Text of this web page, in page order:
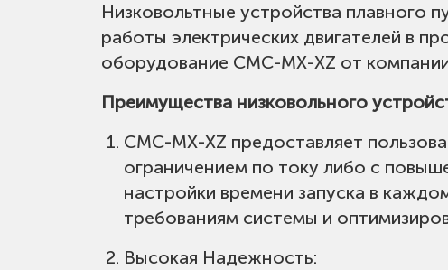
Низковольтные устройства плавного
работы электрических двигателей в
оборудование CMC-MX-XZ от
Преимущества низковольного
CMC-MX-XZ предоставляет
ограничением по току либо с
настройки времени запуска в
требованиям системы и
Высокая Надежность:
Напряжение питания цепей управления:
Напряжение питания силовых цепей:
Номинальный ток:30A - 800A (в
Байпасный контактор:Встроенный